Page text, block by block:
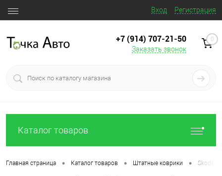
Вход Регистрация
+7 (914) 707‒21‒50
Заказать звонок
0
Каталог товаров
Главная страница • Каталог товаров • Штатные коврики • Skoda